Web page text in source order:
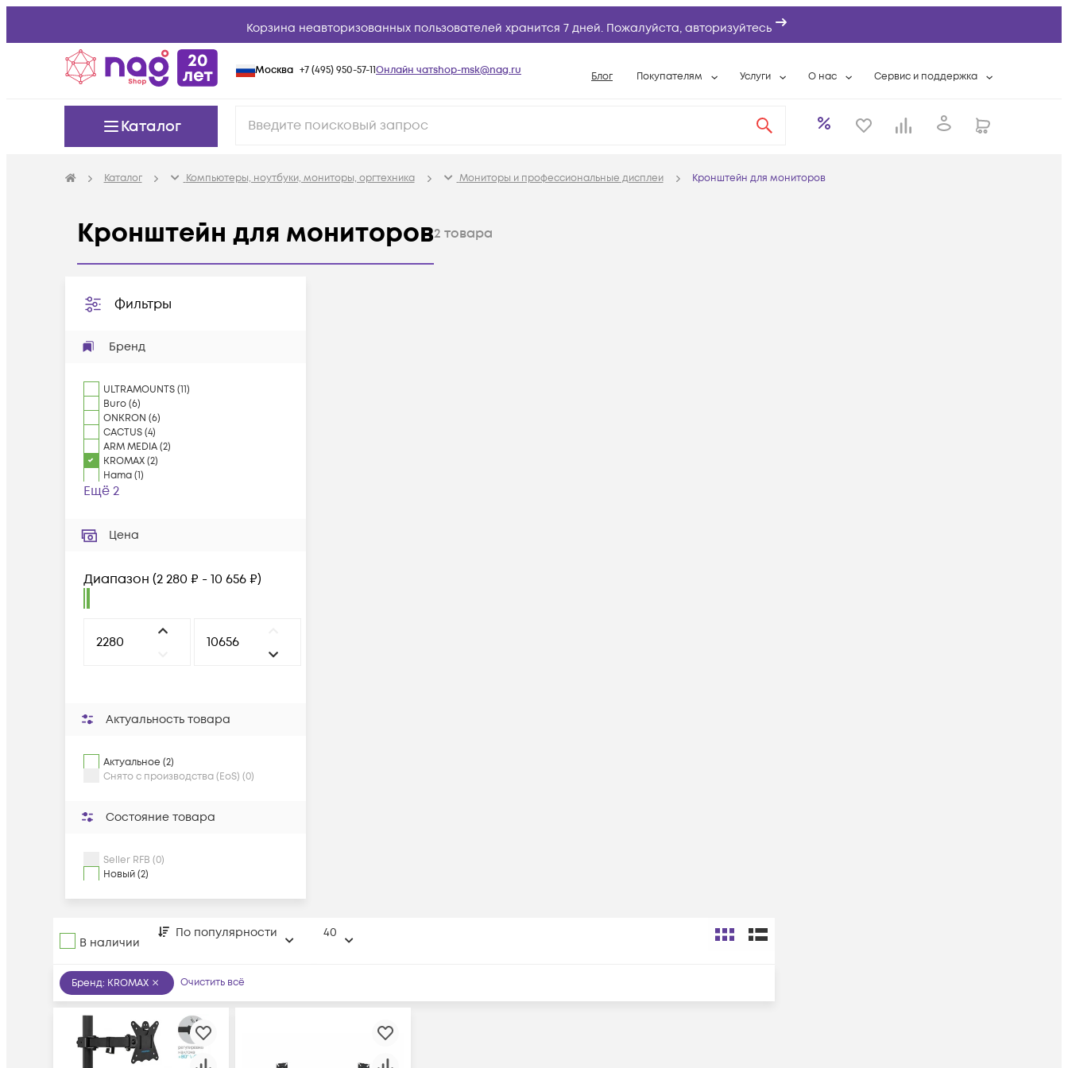
Корзина неавторизованных пользователей хранится 7 дней. Пожалуйста, авторизуйтесь
Москва +7 (495) 950-57-11Онлайн чатshop-msk@nag.ru Блог Покупателям
Условия доставки
Услуги
Системная интеграция
Бесплатная намотка оптического кабеля
О нас
Контактная информация
Аккредитация ИТ
Сервис и поддержка
Контакты сервисных центров
Каталог
Каталог Компьютеры, ноутбуки, мониторы, оргтехника Мониторы и профессиональные дисплеи Кронштейн для мониторов
Кронштейн для мониторов2 товара
Фильтры
Бренд
ULTRAMOUNTS(11)
Buro(6)
ONKRON (6)
CACTUS(4)
ARM MEDIA(2)
KROMAX(2)
Hama(1)
Ещё 2
Цена
Диапазон (2 280 ₽ - 10 656 ₽)
Актуальность товара
Актуальное (2)
Снято с производства (EoS) (0)
Состояние товара
Seller RFB (0)
Новый (2)
В наличии
По популярности 40
Бренд: KROMAX Очистить всё